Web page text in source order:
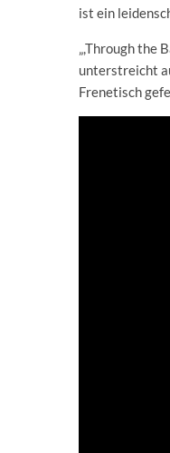
ist ein
„,Through the
unterstreicht
Frenetisch